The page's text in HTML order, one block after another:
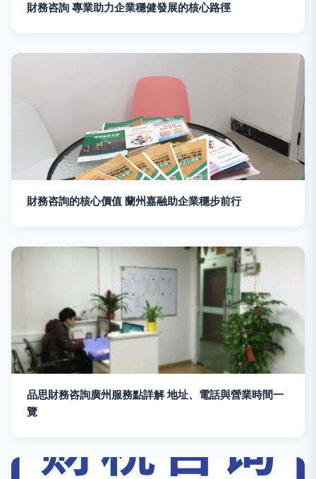
財務咨詢 專業助力企業穩健發展的核心路徑
財務咨詢的核心價值 蘭州嘉融助企業穩步前行
品思財務咨詢廣州服務點詳解 地址、電話與營業時間一
覽